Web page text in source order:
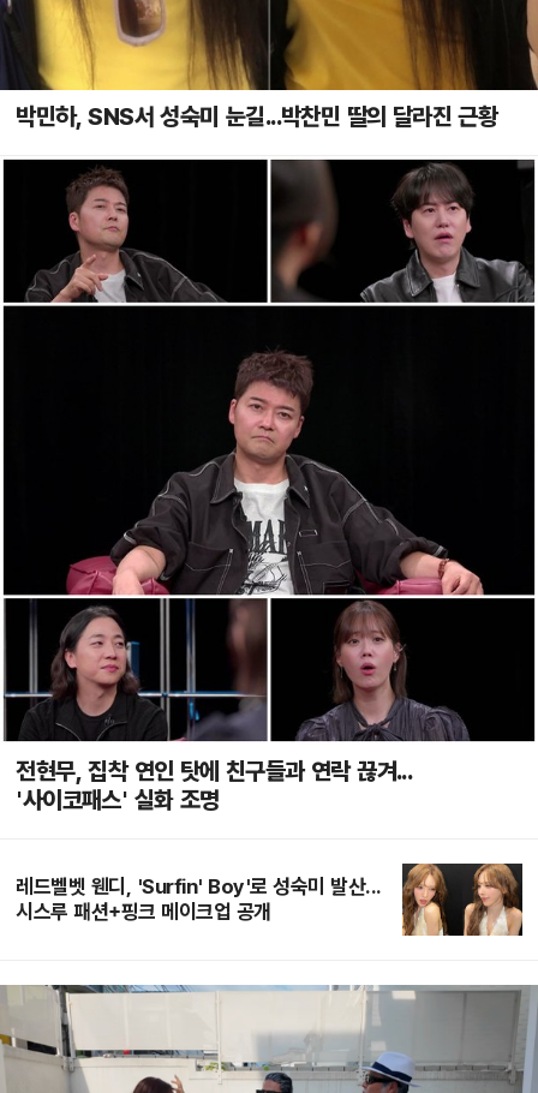
박민하, SNS서 성숙미 눈길...박찬민 딸의 달라진 근황
전현무, 집착 연인 탓에 친구들과 연락 끊겨...
'사이코패스' 실화 조명
레드벨벳 웬디, 'Surfin' Boy'로 성숙미 발산...
시스루 패션+핑크 메이크업 공개